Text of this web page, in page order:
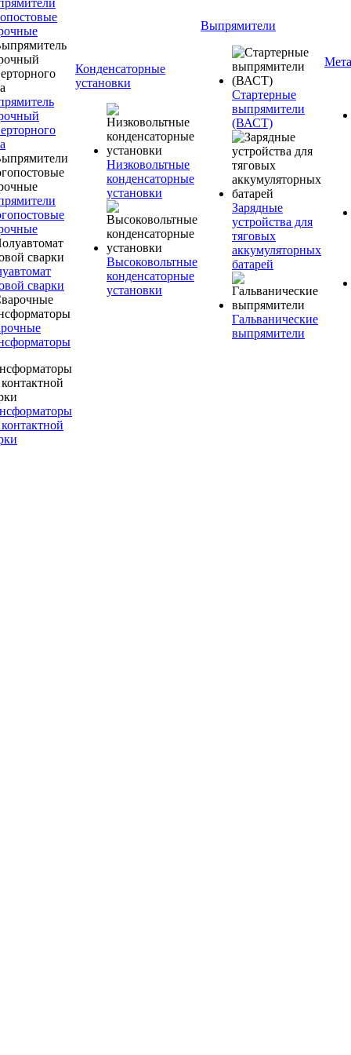
сварки
Конденсаторные
установки
Низковольтные
конденсаторные
установки
Высоковольтные
конденсаторные
установки
Выпрямители
Стартерные
выпрямители
(ВАСТ)
Зарядные
устройства для
тяговых
аккумуляторных
батарей
Гальванические
выпрямители